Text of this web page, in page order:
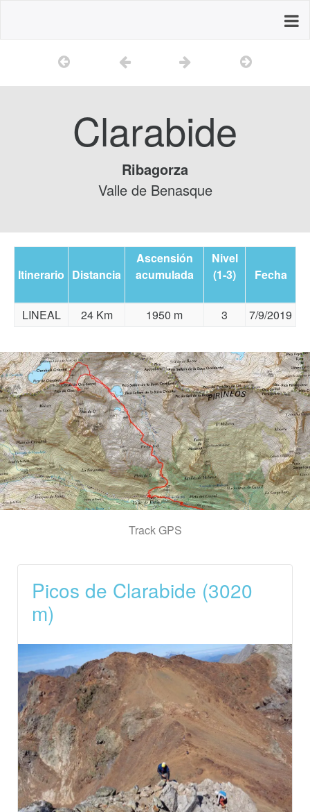
Clarabide
Ribagorza
Valle de Benasque
Itinerario Distancia
Ascensión
acumulada
Nivel
(1-3)
Fecha
LINEAL 24 Km 1950 m 3 7/9/2019
Track GPS
Picos de Clarabide (3020
m)